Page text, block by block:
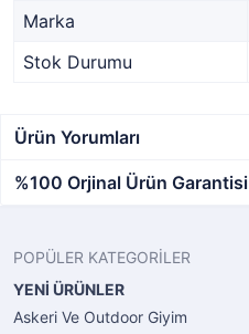
Marka
Stok Durumu
Ürün Yorumları
%100 Orjinal Ürün Garantisi
POPÜLER KATEGORİLER
YENİ ÜRÜNLER
Askeri Ve Outdoor Giyim